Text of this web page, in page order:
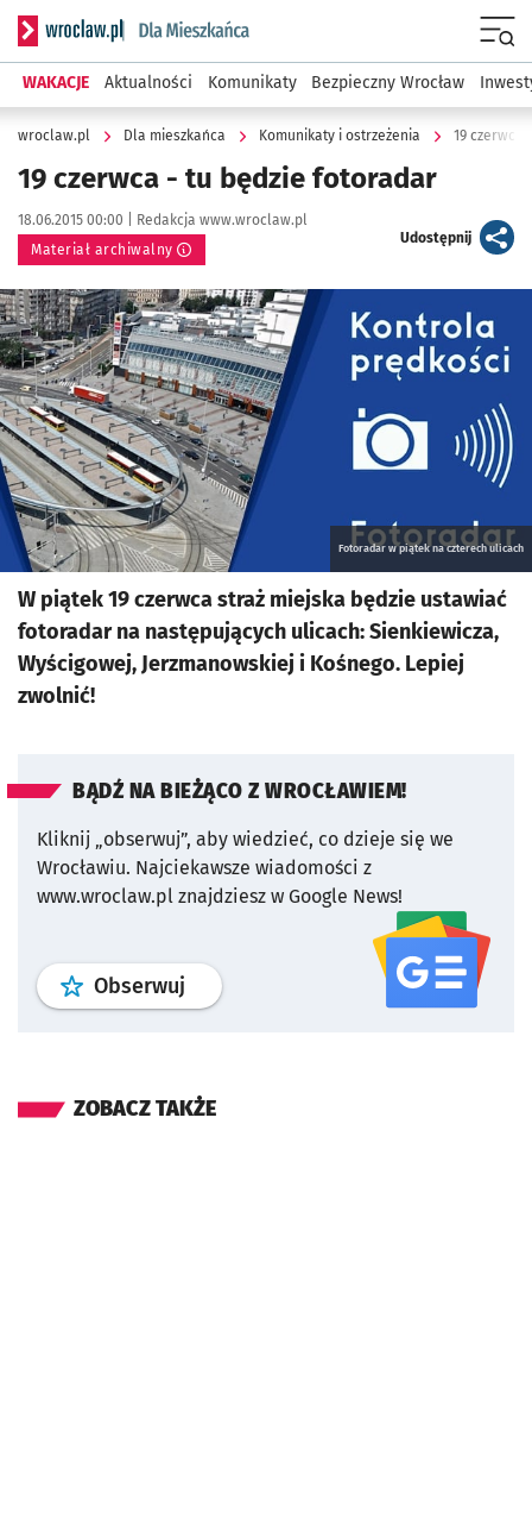
Serwis informacyjny wroclaw.pl podserwis: Dla mieszkańca
WAKACJE Aktualności Komunikaty Bezpieczny Wrocław
wroclaw.pl Dla mieszkańca Komunikaty i ostrzeżenia 19 czerwca
19 czerwca - tu będzie fotoradar
Data publikacji:
18.06.2015 00:00 | Autor:
Redakcja www.wroclaw.pl
Materiał archiwalny
Udostępnijartykuł
Kliknij, aby powiększyć
Fotoradar w piątek na czterech ulicach
W piątek 19 czerwca straż miejska będzie ustawiać
fotoradar na następujących ulicach: Sienkiewicza,
Wyścigowej, Jerzmanowskiej i Kośnego. Lepiej
zwolnić!
BĄDŹ NA BIEŻĄCO Z WROCŁAWIEM!
Kliknij „obserwuj”, aby wiedzieć, co dzieje się we
Wrocławiu. Najciekawsze wiadomości z
www.wroclaw.pl znajdziesz w Google News!
Obserwuj profil serwisu
ZOBACZ TAKŻE